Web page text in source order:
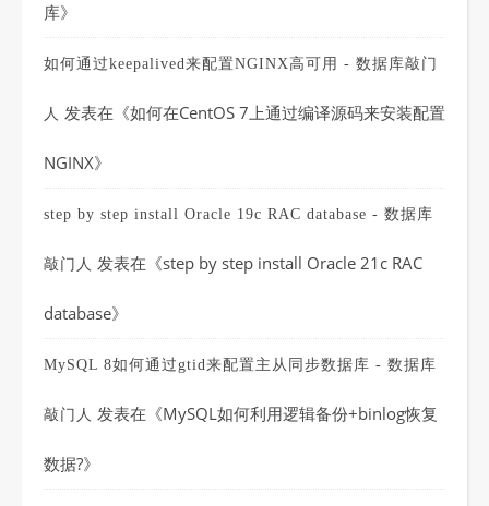
库》
如何通过keepalived来配置NGINX高可用 - 数据库敲门
人 发表在《如何在CentOS 7上通过编译源码来安装配置
NGINX》
step by step install Oracle 19c RAC database - 数据库
敲门人 发表在《step by step install Oracle 21c RAC
database》
MySQL 8如何通过gtid来配置主从同步数据库 - 数据库
敲门人 发表在《MySQL如何利用逻辑备份+binlog恢复
数据?》